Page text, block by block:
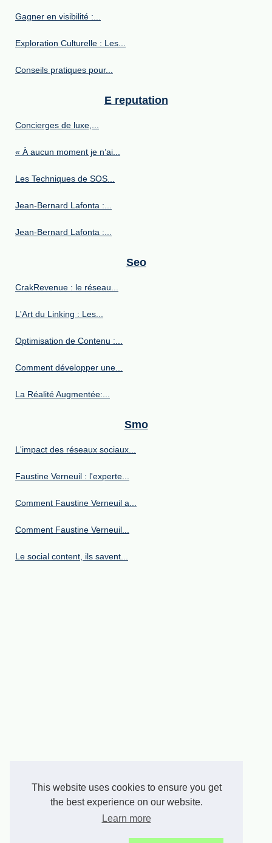
This website uses cookies to ensure you get
the best experience on our website.
Learn more
Gagner en visibilité :...
Exploration Culturelle : Les...
Conseils pratiques pour...
E reputation
Concierges de luxe,...
« À aucun moment je n’ai...
Les Techniques de SOS...
Jean-Bernard Lafonta :...
Jean-Bernard Lafonta :...
Seo
CrakRevenue : le réseau...
L'Art du Linking : Les...
Optimisation de Contenu :...
Comment développer une...
La Réalité Augmentée:...
Smo
L'impact des réseaux sociaux...
Faustine Verneuil : l'experte...
Comment Faustine Verneuil a...
Comment Faustine Verneuil...
Le social content, ils savent...